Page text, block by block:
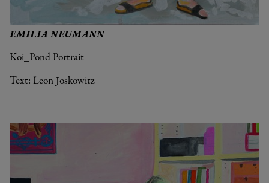
EMILIA NEUMANN
Koi_Pond Portrait
Text: Leon Joskowitz